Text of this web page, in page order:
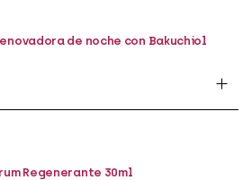
de noche con Bakuchiol
Regenerante 30ml